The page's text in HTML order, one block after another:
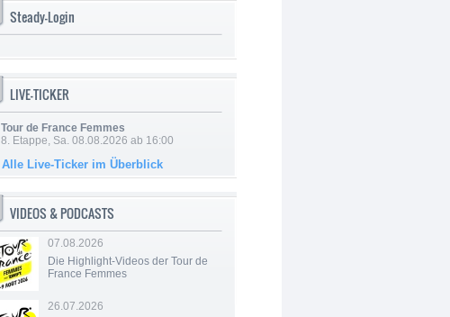
Steady-Login
LIVE-TICKER
Tour de France Femmes
8. Etappe, Sa. 08.08.2026 ab 16:00
Alle Live-Ticker im Überblick
VIDEOS & PODCASTS
07.08.2026
Die Highlight-Videos der Tour de
France Femmes
26.07.2026